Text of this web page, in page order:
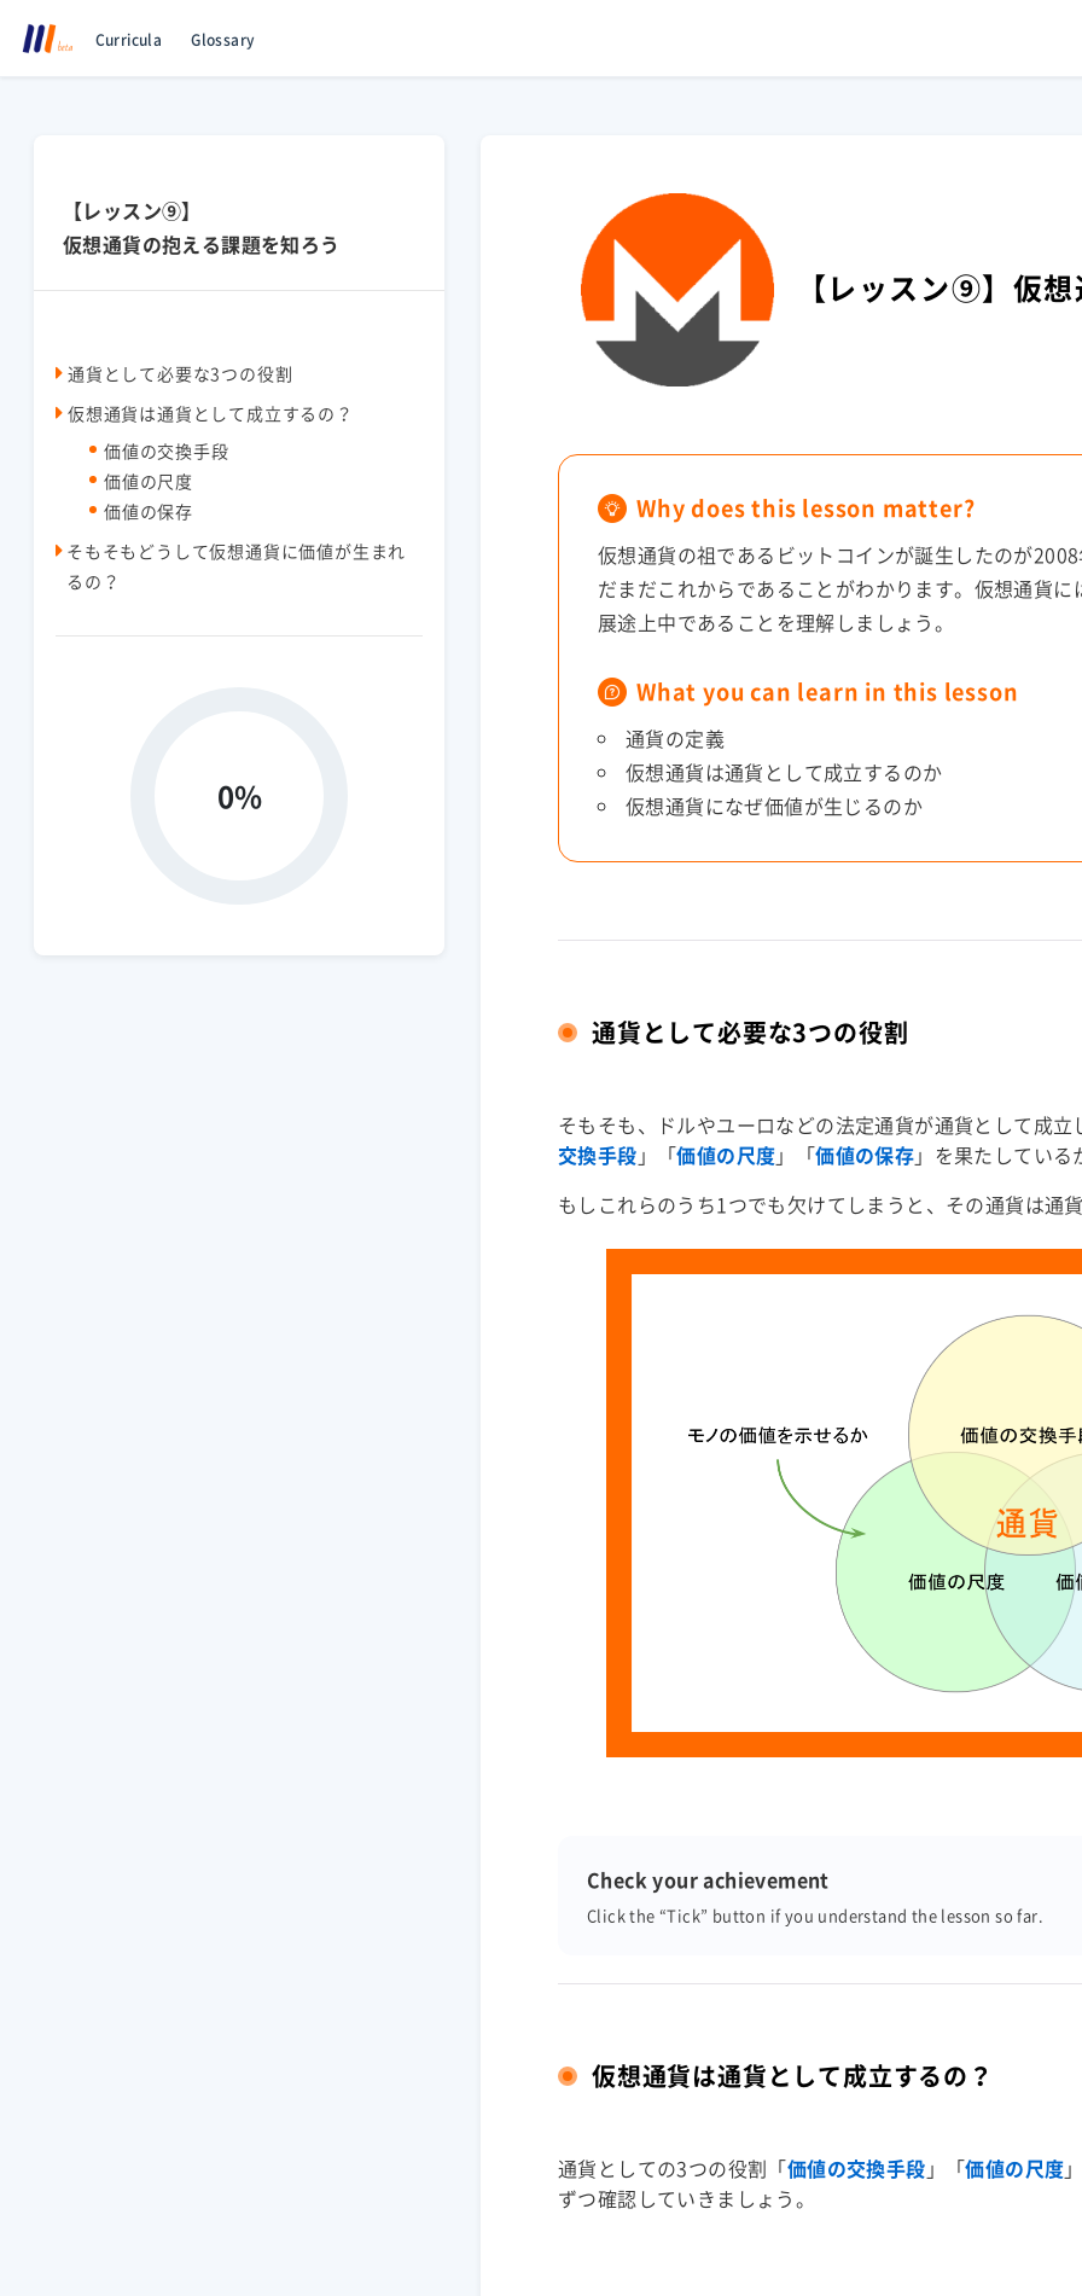
Curricula Glossary
【レッスン⑨】仮
Why does this lesson matter?
仮想通貨の祖であるビットコインが誕生したのが
だまだこれからであることがわかります。仮想通貨
展途上中であることを理解しましょう。
What you can learn in this lesson
通貨の定義
仮想通貨は通貨として成立するのか
仮想通貨になぜ価値が生じるのか
通貨として必要な3つの役割
そもそも、ドルやユーロなどの法定通貨が通貨として成
交換手段 」「価値の尺度」「価値の保存」を果たしてい
もしこれらのうち1つでも欠けてしまうと、その通貨は通
Check your achievement
Click the “Tick” button if you understand the lesson so far.
仮想通貨は通貨として成立するの？
通貨としての3つの役割「価値の交換手段 」「価値の尺度
ずつ確認していきましょう。
【レッスン⑨】
仮想通貨の抱える課題を知ろう
通貨として必要な3つの役割
仮想通貨は通貨として成立するの？
価値の交換手段
価値の尺度
価値の保存
そもそもどうして仮想通貨に価値が生まれ
るの？
0%